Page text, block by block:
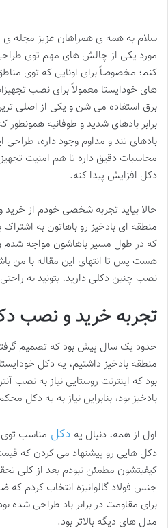
سلام به همه ی همراهان عزیز مجله ی
مورد یکی از چالش های مهم توی
کنم؛ مخصوصاً برای اونایی که توی
های خودایستا معمولاً برای نصب
برق استفاده می شن و یکی از اصلی
برابر بادهای شدید و طوفانیه
بادهای تند و مداوم وجود داره، طراحی
محاسبات دقیق داره تا هم امنیت
دکل افزایش پیدا کنه.
حالا بیاید تجربه شخصی خودم از
منطقه ای بادخیز رو باهاتون به
که در طول مسیر باهاشون مواجه شدم
هست پس تا انتهای این مقاله با من
نصب چنین دکلی دارید، بتونید به
تجربه خرید و نصب
حدود یک سال پیش بود که تصمیم
منطقه بادخیز داشتیم، یه دکل
بود که اینترنت روستایی نیاز به
بادخیز بود، بنابراین نیاز به یه دکل
اول از همه، دنبال یه دکل مناسب توی
دکل هایی رو پیشنهاد می کردن که
کیفیتشون مطمئن نبودم بعد از کلی
جنس فولاد گالوانیزه انتخاب کردم
برای مقاومت در برابر باد طراحی شده
مدل های دیگه بالاتر بود.